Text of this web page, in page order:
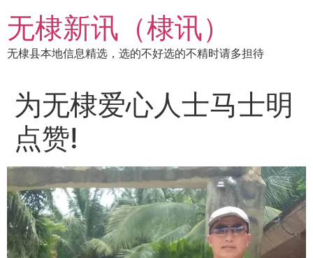
到
内
容
无棣新讯（棣讯）
无棣县本地信息精选，选的不好选的不精时请多担待
为无棣爱心人士马士明
点赞!